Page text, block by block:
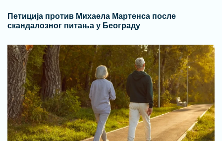
Петиција против Михаела Мартенса после
скандалозног питања у Београду